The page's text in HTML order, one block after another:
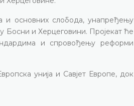
и основних слобода, унапређењу
Босни и Херцеговини. Пројекат ће
и спровођењу реформи
унија и Савјет Европе, док